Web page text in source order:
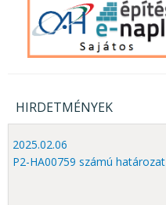
HIRDETMÉNYEK
2025.02.06
P2-HA00759 számú határozat